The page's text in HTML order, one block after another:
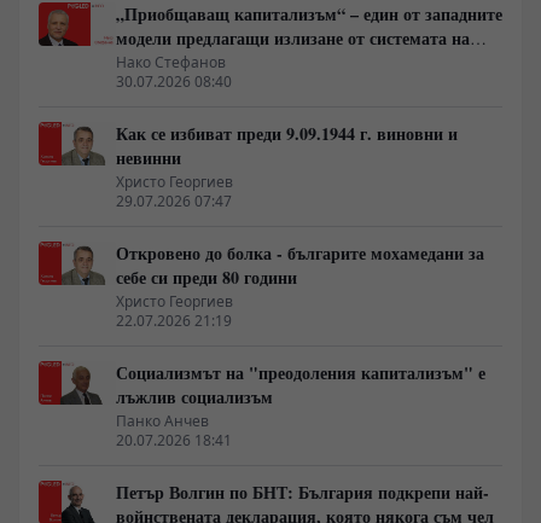
„Приобщаващ капитализъм“ – един от западните
модели предлагащи излизане от системата на
неолиберализма
Нако Стефанов
30.07.2026 08:40
Как се избиват преди 9.09.1944 г. виновни и
невинни
Христо Георгиев
29.07.2026 07:47
Откровено до болка - българите мохамедани за
себе си преди 80 години
Христо Георгиев
22.07.2026 21:19
Социализмът на "преодоления капитализъм" е
лъжлив социализъм
Панко Анчев
20.07.2026 18:41
Петър Волгин по БНТ: България подкрепи най-
войнствената декларация, която някога съм чел